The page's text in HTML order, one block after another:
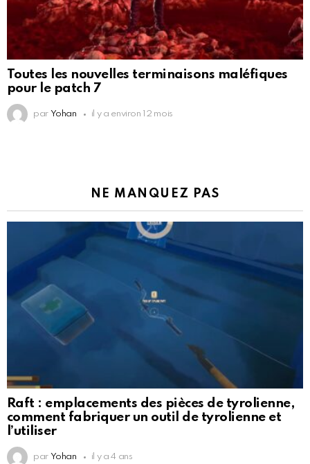
Toutes les nouvelles terminaisons maléfiques
pour le patch 7
par Yohan il y a environ 12 mois
NE MANQUEZ PAS
Raft : emplacements des pièces de tyrolienne,
comment fabriquer un outil de tyrolienne et
l’utiliser
par Yohan il y a 4 ans